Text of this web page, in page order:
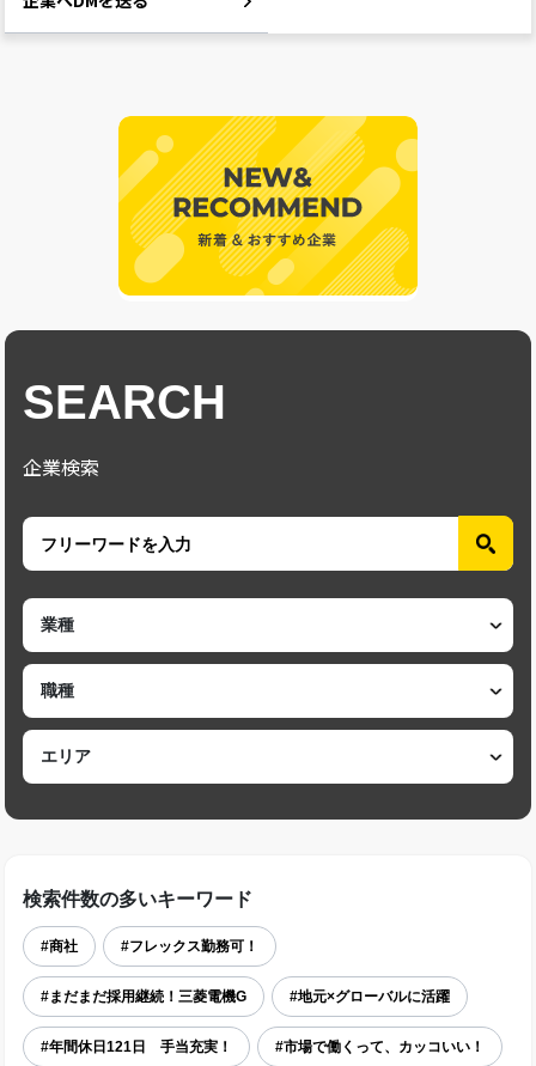
SEARCH
企業検索
検索件数の多いキーワード
#商社 #フレックス勤務可！
#まだまだ採用継続！三菱電機G #地元×グローバルに活躍
#年間休日121日 手当充実！ #市場で働くって、カッコいい！